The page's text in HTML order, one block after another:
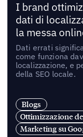
I brand
dati di
la messa
Dati errati
come funziona
localizzazione, e
della SEO locale.
Blogs
Ottimizzazione
Marketing su